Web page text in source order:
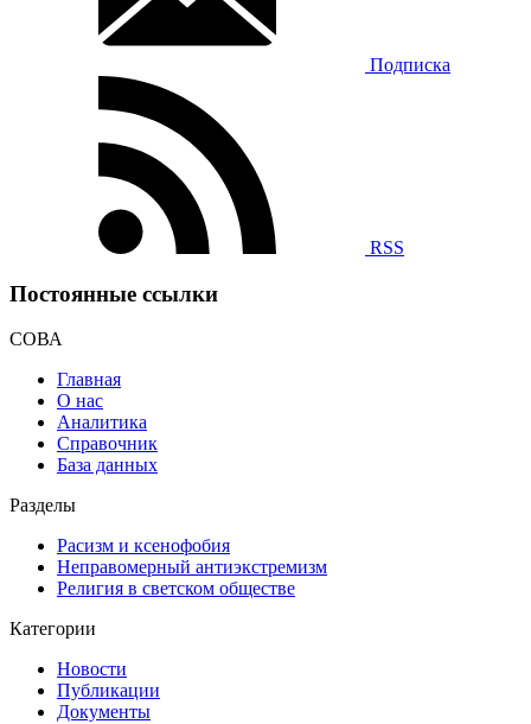
Подписка
RSS
Постоянные ссылки
СОВА
Главная
О нас
Аналитика
Справочник
База данных
Разделы
Расизм и ксенофобия
Неправомерный антиэкстремизм
Религия в светском обществе
Категории
Новости
Публикации
Документы